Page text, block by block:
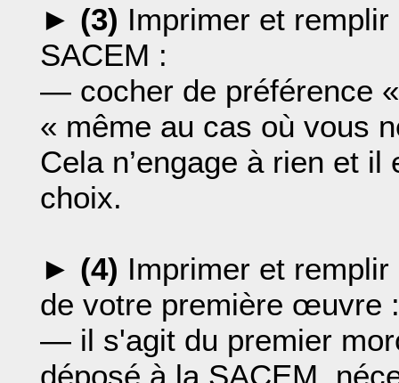
► (3) Imprimer et
SACEM :
— cocher de préférence
« même au cas où vous
Cela n’engage à rien et
choix.
► (4) Imprimer et
de votre première œuvre :
— il s'agit du premier
déposé à la SACEM,